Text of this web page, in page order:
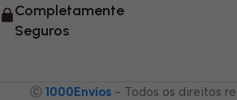
Completamente
Seguros
Ⓒ 1000Envíos - Todos os direitos